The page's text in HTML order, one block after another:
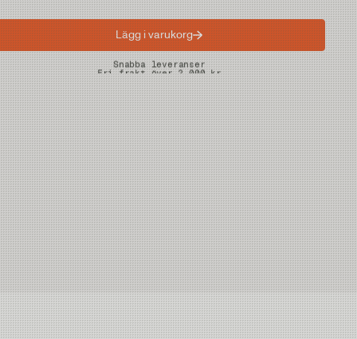
Lägg i varukorg
Snabba leveranser
Fri frakt över 2.000 kr